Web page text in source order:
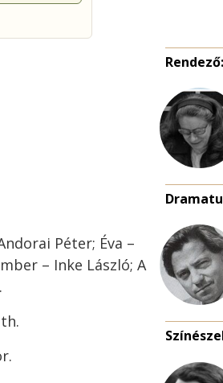
Péter; Éva –
– Inke László; A
Rendező: